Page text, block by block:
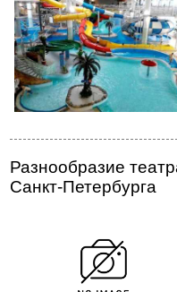
Разнообразие
Санкт-Петербурга